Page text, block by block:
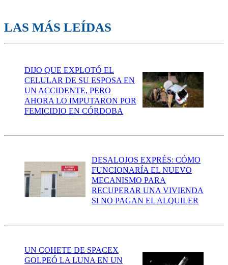
LAS MÁS LEÍDAS
DIJO QUE EXPLOTÓ EL
CELULAR DE SU ESPOSA EN
UN ACCIDENTE, PERO
AHORA LO IMPUTARON POR
FEMICIDIO EN CÓRDOBA
DESALOJOS EXPRÉS: CÓMO
FUNCIONARÍA EL NUEVO
MECANISMO PARA
RECUPERAR UNA VIVIENDA
SI NO PAGAN EL ALQUILER
UN COHETE DE SPACEX
GOLPEÓ LA LUNA EN UN